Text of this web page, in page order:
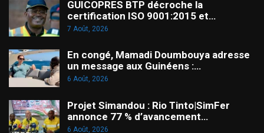
GUICOPRES BTP décroche la
certification ISO 9001:2015 et…
7 Août, 2026
En congé, Mamadi Doumbouya adresse
un message aux Guinéens :…
6 Août, 2026
Projet Simandou : Rio Tinto|SimFer
annonce 77 % d’avancement…
6 Août, 2026